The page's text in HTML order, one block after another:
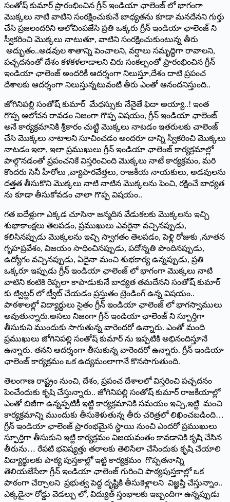
సంతోష్‌ ‌కుమార్‌ ‌ప్రారంభించిన గ్రీన్‌ ఇం‌డియా ఛాలెంజ్‌ ‌లో భాగంగా
మొక్కలు నాటి వాటిని సంరక్షించుకునే బాధ్యతను కూడా మనదేనని గుర్తు
చేసి ప్రజలందరిని ఆలోచింపజేసి ప్రతి ఒక్కరు గ్రీన్‌ ఇం‌డియా ఛాలెంజ్‌ ‌ని
స్వీకరించి మొక్కలు నాటుతూ, వాటిని సంరక్షించుకుంటున్న తీరు
అద్భుతం..అడవుల శాతాన్ని పెంచాలని, వర్షాలు సమృద్ధిగా రావాలని,
పచ్చదనంతో దేశం కళకళలాడాలని చిరు సంకల్పంతో ప్రారంభించిన గ్రీన్‌
ఇం‌డియా ఛాలెంజ్‌ అం‌దరికీ ఆదర్శంగా నిలుస్తూ,దేశం దాటి ప్రపంచ
దేశాలకు ఆదర్శంగా నిలుస్తున్నటువంటి తీరు ఎంతో ఆనందనిస్తుంది..
జోగినిపల్లి సంతోష్‌ ‌కుమార్‌ ‌మేధస్సుకు నేనైతే ఫిదా అయ్యా..! ఇంత
గొప్ప ఆలోచన రావడం నిజంగా గొప్ప విషయం, గ్రీన్‌ ఇం‌డియా ఛాలెంజ్‌
అనే కార్యక్రమానికి శ్రీకారం చుట్టి మొక్కలు నాటడం ఇతరులకు చాలెంజ్‌
‌చేసి మొక్కలు నాటాలని సూచించడం అందరూ దాన్ని స్వీకరించి మొక్కలు
నాటడం ఇలా, ఇలా ప్రముఖులు గ్రీన్‌ ఇం‌డియా ఛాలెంజ్‌ ‌కార్యక్రమాల్లో
పాల్గొనడంతో ప్రపంచనికే విస్తరించింది మొక్కలు నాటే కార్యక్రమం, మరి
కొందరు సినీ హీరోలు ,వ్యాపారవేత్తలు, రాజకీయ నాయకులు, అడవులను
దత్తత తీసుకొని మొక్కలు నాటి నాటిన మొక్కలను పెంచి, రక్షించే బాధ్యత
ను కూడా తీసుకోవడం చాలా గొప్ప విషయం..
గత ఐదేళ్లుగా ఎక్కడ చూసినా జన్మదిన వేడుకలకు మొక్కలను ఇచ్చి
శుభాకాంక్షలు తెలపడం, ప్రముఖులు ఎవరైనా వచ్చినప్పుడు,
కలిసినప్పుడు మొక్కలను ఇచ్చి స్వాగతం తెలపడం, పెళ్లి రోజుకు ,నూతన
గృహప్రవేశం, విజయం సాధించినప్పుడు, పదోన్నతి పొందినప్పుడు,
ఉద్యోగం వచ్చినప్పుడు, ఏదైనా మంచి శుభకార్య ఉన్నప్పుడు, ప్రతి
ఒక్కరూ ఇప్పుడు గ్రీన్‌ ఇం‌డియా ఛాలెంజ్‌ ‌లో భాగంగా మొక్కలు నాటి
వాటిని కంటికి రెప్పలా కాపాడుకునే బాధ్యత తమదేనని సంతోష్‌ ‌కుమార్‌
‌కు ట్విట్టర్‌ ‌లో ట్వీట్‌ ‌చేయడం ప్రస్తుతం ట్రెండింగ్‌ ఉన్న విషయం..
పాఠశాలల్లో విద్యార్థులు సైతం గ్రీన్‌ ఇం‌డియా ఛాలెంజ్‌ ‌లో భాగస్వాములు
అవుతున్నారు.అసలు నిజంగా గ్రీన్‌ ఇం‌డియా ఛాలెంజ్‌ ‌ని స్పూర్తిగా
తీసుకుని ముందుకు సాగుతున్న వారెందరో ఉన్నారు. ఎంతో మంది
ప్రముఖులు జోగినిపల్లి సంతోష్‌ ‌కుమార్‌ ‌ను ఇప్పటికి అభినందిస్తూనే
ఉన్నారు. తనని ఆదర్శంగా తీసుకున్న వారెందరో ఉన్నారు. గ్రీన్‌ ఇం‌డియా
ఛాలెంజ్‌ ‌కార్యక్రమం ఒక ఉద్యమంలాగానే కొనసాగుతుంది.
తెలంగాణ రాష్ట్రం నుంచి, దేశం, ప్రపంచ దేశాలలో విస్తరించి పచ్చదనం
పెంచేందుకు కృషి చేస్తున్నారు.. జోగినిపల్లి సంతోష్‌ ‌కుమార్‌ ‌రాజకీయాల్లో
ఎంతో బిజీగా ఉన్నప్పటికీ ఇట్టి కార్యక్రమానికి సమయం ఇచ్చి,ఇట్టి మంచి
కార్యక్రమాన్ని ముందుకు తీసుకెళుతున్న తీరు చరిత్రలో లిఖించబడింది…
గ్రీన్‌ ఇం‌డియా ఛాలెంజ్‌ ‌ప్రారంభమైన స్థాయి నుంచి ఎందరో ప్రముఖులు
స్ఫూర్తిగా తీసుకుని ఇట్టి కార్యక్రమం విజయవంతం కావడానికి కృషి చేసిన
తీరును… రేపటి భవిష్యత్తు తరాలకు తెలిసేలా చేసేందుకు కృషి చేయాలి
విద్యార్థులకు పాఠ్య పుస్తకాల్లో ఇట్టి కార్యక్రమం గొప్పతనాన్ని
తెలియజేసేలా గ్రీన్‌ ఇం‌డియా ఛాలెంజ్‌ ‌గురించి పాఠ్యపుస్తకాల్లో ఒక
పాఠంగా చేర్చాలని ప్రభుత్వ పెద్ద దృష్టికి తీసుకెళ్లాలని విజ్ఞప్తి చేస్తున్నాం..
ఎక్కడైనా రోడ్డు వెడల్పు లో, విద్యుత్‌ ‌స్తంభాలకు ఇబ్బందిగా ఉన్నప్పుడు